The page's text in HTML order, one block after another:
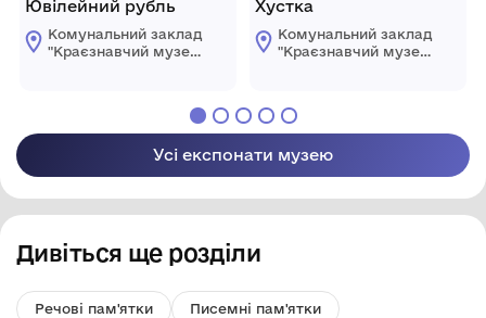
Ювілейний рубль
Комунальний заклад
"Краєзнавчий музей
Хустка
Комунальний заклад
"Краєзнавчий музей
Усі експонати музею
Дивіться ще розділи
Речові пам'ятки Писемні пам'ятки